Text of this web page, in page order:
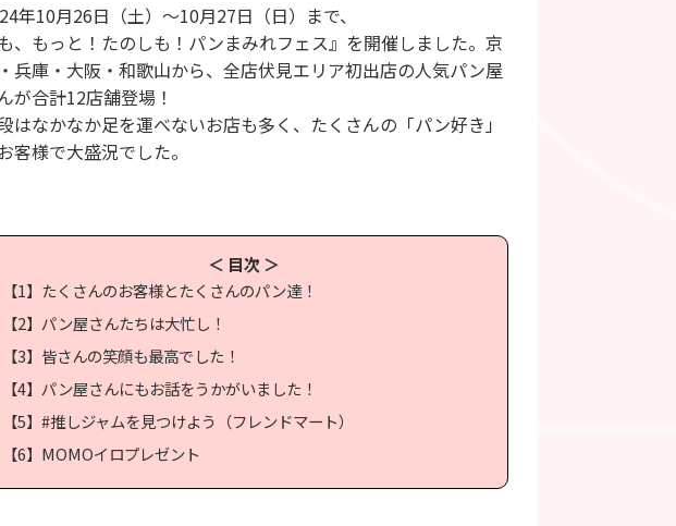
年10月26日（土）〜10月27日（日）まで、
、もっと！たのしも！パンまみれフェス』を開催しました。 京
兵庫・大阪・和歌山から、全店伏見エリア初出店の人気パン屋
が合計12店舗登場！
はなかなか足を運べないお店も多く、たくさんの「パン好き」
客様で大盛況でした。
＜ 目次 ＞
【1】たくさんのお客様とたくさんのパン達！
【2】パン屋さんたちは大忙し！
【3】皆さんの笑顔も最高でした！
【4】パン屋さんにもお話をうかがいました！
【5】#推しジャムを見つけよう（フレンドマート）
【6】MOMOイロプレゼント